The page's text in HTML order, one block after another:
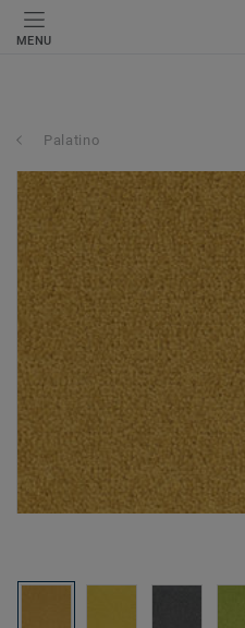
MENU
Palatino